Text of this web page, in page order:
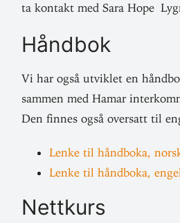
ta kontakt med Sara Hope
Håndbok
Vi har også utviklet en
sammen med Hamar
Den finnes også oversatt til
Lenke til håndboka,
Lenke til håndboka,
Nettkurs